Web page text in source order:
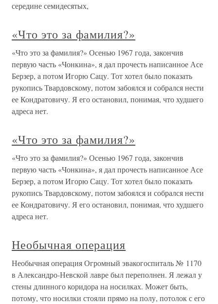
середине семидесятых,
«Что это за фамилия?»
«Что это за фамилия?» Осенью 1967 года, закончив
первую часть «Чонкина», я дал прочесть написанное Асе
Берзер, а потом Игорю Сацу. Тот хотел было показать
рукопись Твардовскому, потом забоялся и собрался нести
ее Кондратовичу. Я его остановил, понимая, что худшего
адреса нет.
«Что это за фамилия?»
«Что это за фамилия?» Осенью 1967 года, закончив
первую часть «Чонкина», я дал прочесть написанное Асе
Берзер, а потом Игорю Сацу. Тот хотел было показать
рукопись Твардовскому, потом забоялся и собрался нести
ее Кондратовичу. Я его остановил, понимая, что худшего
адреса нет.
Необычная операция
Необычная операция Огромный эвакогоспиталь № 1170
в Александро-Невской лавре был переполнен. Я лежал у
стены длинного коридора на носилках. Может быть,
потому, что носилки стояли прямо на полу, потолок с его